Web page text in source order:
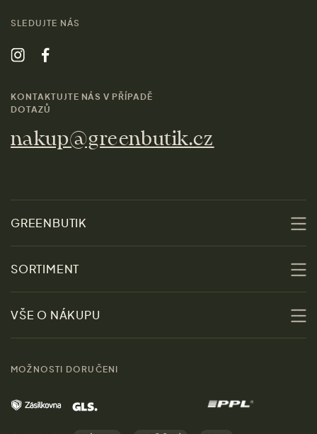
SLEDUJTE NÁS
KONTAKTUJTE NÁS V PŘÍPADĚ
DOTAZŮ
nakup@greenbutik.cz
GREENBUTIK
O nás
Udržitelnost
Obchody
Kontakt
SORTIMENT
Slevy
Ženy
Muži
Domov
VŠE O NÁKUPU
MOŽNOSTI DORUČENI